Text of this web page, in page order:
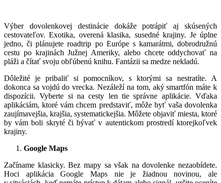
Výber dovolenkovej destinácie dokáže potrápiť aj skúsených
cestovateľov. Exotika, overená klasika, susedné krajiny. Je úplne
jedno, či plánujete roadtrip po Európe s kamarátmi, dobrodružnú
cestu po krajinách Južnej Ameriky, alebo chcete oddychovať na
pláži a čítať svoju obľúbenú knihu. Fantázii sa medze nekladú.
Dôležité je pribaliť si pomocníkov, s ktorými sa nestratíte. A
dokonca sa vojdú do vrecka. Nezáleží na tom, aký smartfón máte k
dispozícii. Vyberte si na cesty len tie správne aplikácie. Vďaka
aplikáciám, ktoré vám chcem predstaviť, môže byť vaša dovolenka
zaujímavejšia, krajšia, systematickejšia. Môžete objaviť miesta, ktoré
by vám boli skryté či bývať v autentickom prostredí ktorejkoľvek
krajiny.
Google Maps
Začíname klasicky. Bez mapy sa však na dovolenke nezaobídete.
Hoci aplikácia Google Maps nie je žiadnou novinou, ale